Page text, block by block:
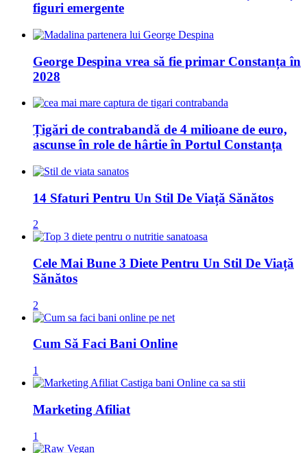
figuri emergente
George Despina vrea să fie primar Constanța în
2028
Țigări de contrabandă de 4 milioane de euro,
ascunse în role de hârtie în Portul Constanța
14 Sfaturi Pentru Un Stil De Viață Sănătos
2
Cele Mai Bune 3 Diete Pentru Un Stil De Viață
Sănătos
2
Cum Să Faci Bani Online
1
Marketing Afiliat
1